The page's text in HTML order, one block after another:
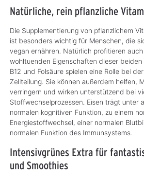
Natürliche, rein pflanzliche
Die Supplementierung von pflanzlichem
ist besonders wichtig für Menschen, die
vegan ernähren. Natürlich profitieren
wohltuenden Eigenschaften dieser beiden
B12 und Folsäure spielen eine Rolle bei
Zellteilung. Sie können außerdem helfen,
verringern und wirken unterstützend bei
Stoffwechselprozessen. Eisen trägt unter
normalen kognitiven Funktion, zu einem
Energiestoffwechsel, einer normalen
normalen Funktion des Immunsystems.
Intensivgrünes Extra für
und Smoothies